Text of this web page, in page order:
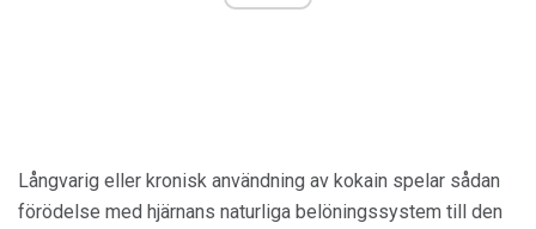
Långvarig eller kronisk användning av kokain spelar sådan
förödelse med hjärnans naturliga belöningssystem till den